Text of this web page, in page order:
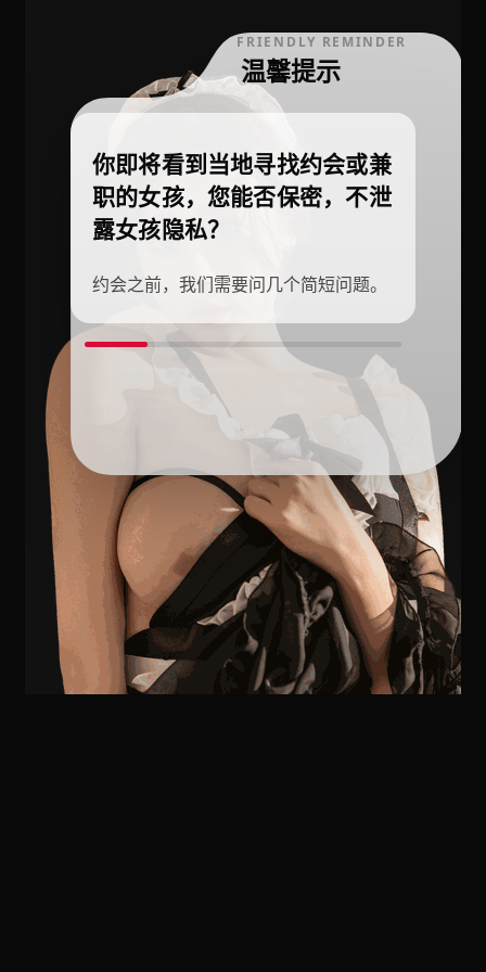
FRIENDLY REMINDER
温馨提示
你即将看到当地寻找约会或兼
职的女孩，您能否保密，不泄
露女孩隐私？
约会之前，我们需要问几个简短问题。